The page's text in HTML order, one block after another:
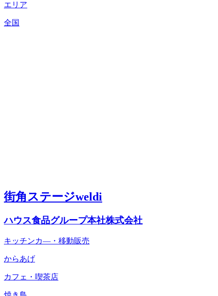
エリア
全国
街角ステージweldi
ハウス食品グループ本社株式会社
キッチンカ―・移動販売
からあげ
カフェ・喫茶店